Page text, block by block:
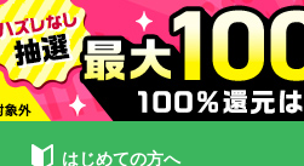
はじめての方へ